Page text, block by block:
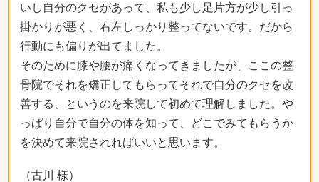
いし自分のクセがあって、私も少し足片方が少し引っ
掛かりが悪く、右左しっかり整ってないです。だから
行動にも偏りが出てました。
そのために膝や腰が痛くなってきましたが、ここの整
骨院でそれを矯正してもらってそれで自分のクセを改
善する、というのを来院して初めて理解しました。や
っぱり自分で自分の体を知って、どこでみてもらうか
を決めて来院されればいいと思います。
（古川 様）